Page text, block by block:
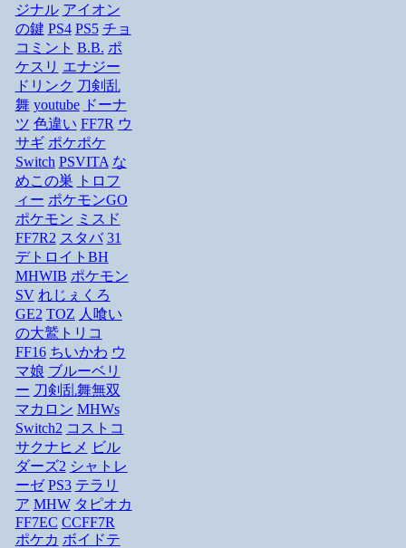
ジナル アイオン
の鍵 PS4 PS5 チョ
コミント B.B. ポ
ケスリ エナジー
ドリンク 刀剣乱
舞 youtube ドーナ
ツ 色違い FF7R ウ
サギ ポケポケ
Switch PSVITA な
めこの巣
トロフ
ィー ポケモンGO
ポケモン ミスド
FF7R2 スタバ 31
デトロイトBH
MHWIB ポケモン
SV れじぇくろ
GE2 TOZ 人喰い
の大鷲トリコ
FF16 ちいかわ ウ
マ娘 ブルーベリ
ー 刀剣乱舞無双
マカロン MHWs
Switch2 コストコ
サクナヒメ ビル
ダーズ2 シャトレ
ーゼ PS3 テラリ
ア MHW タピオカ
FF7EC CCFF7R
ポケカ ボイドテ